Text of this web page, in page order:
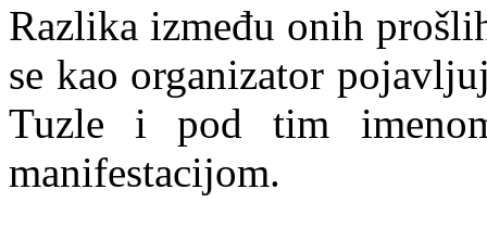
Razlika između onih
se kao organizator
Tuzle i pod tim
manifestacijom.